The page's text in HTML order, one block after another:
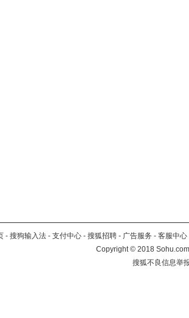
- 搜狗输入法 - 支付中心 - 搜狐招聘 - 广告服务 - 客服中心
Copyright©2018
搜狐不良信息举